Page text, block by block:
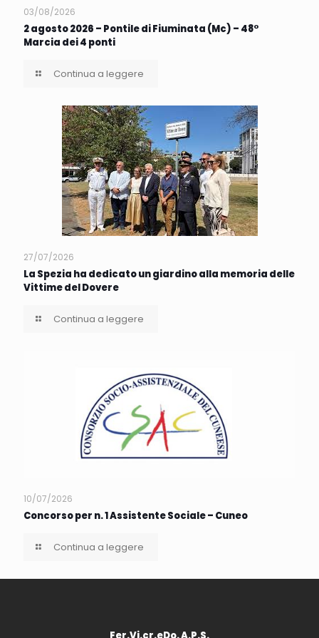
03/08/2026
2 agosto 2026 – Pontile di Fiuminata (Mc) – 48°
Marcia dei 4 ponti
Continua a leggere
27/07/2026
La Spezia ha dedicato un giardino alla memoria delle
Vittime del Dovere
Continua a leggere
10/07/2026
Concorso per n. 1 Assistente Sociale – Cuneo
Continua a leggere